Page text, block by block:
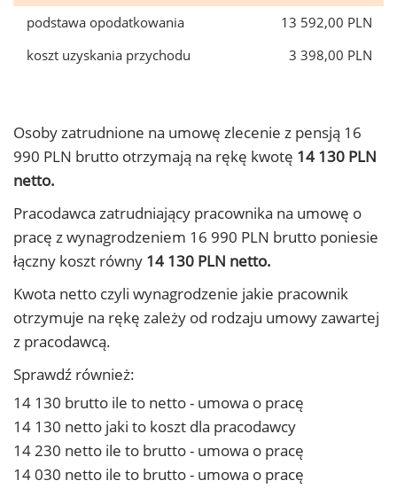
podstawa opodatkowania
13 592,00 PLN
koszt uzyskania przychodu
3 398,00 PLN
Osoby zatrudnione na umowę zlecenie z pensją 16
990 PLN brutto otrzymają na rękę kwotę 14 130 PLN
netto.
Pracodawca zatrudniający pracownika na umowę o
pracę z wynagrodzeniem 16 990 PLN brutto poniesie
łączny koszt równy 14 130 PLN netto.
Kwota netto czyli wynagrodzenie jakie pracownik
otrzymuje na rękę zależy od rodzaju umowy zawartej
z pracodawcą.
Sprawdź również:
14 130 brutto ile to netto - umowa o pracę
14 130 netto jaki to koszt dla pracodawcy
14 230 netto ile to brutto - umowa o pracę
14 030 netto ile to brutto - umowa o pracę